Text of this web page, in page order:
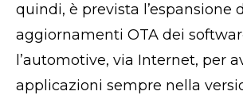
quindi, è prevista l’espansione
aggiornamenti OTA dei
l’automotive, via Internet, per
applicazioni sempre nella